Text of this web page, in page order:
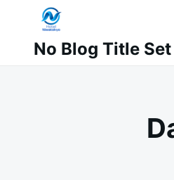
cho:
No Blog Title Set